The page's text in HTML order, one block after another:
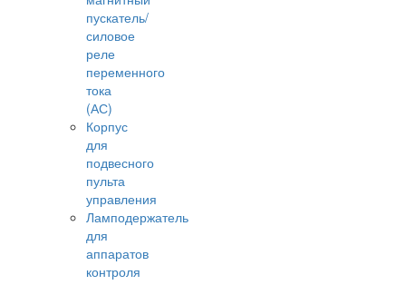
пускатель/
силовое
реле
переменного
тока
(АС)
Корпус
для
подвесного
пульта
управления
Ламподержатель
для
аппаратов
контроля